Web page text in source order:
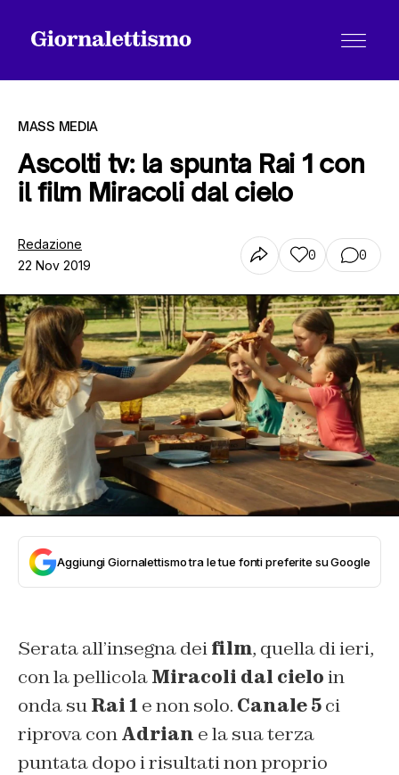
Tutti gli articoli
Chi siamo
Contatti
MASS MEDIA
Ascolti tv: la spunta Rai 1 con
il film Miracoli dal cielo
Redazione
22 Nov 2019
0 0
Aggiungi Giornalettismo tra le tue fonti preferite su Google
Serata all’insegna deifilm, quella di ieri,
con la pellicolaMiracoli dal cieloin
onda suRai 1 e non solo. Canale 5ci
riprova conAdrian e la sua terza
puntata dopo i risultati non proprio